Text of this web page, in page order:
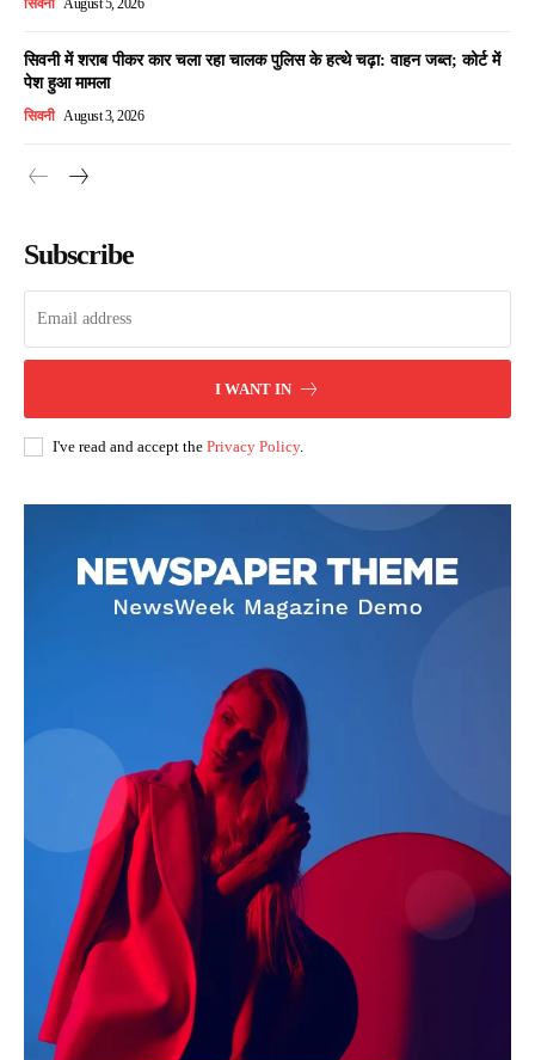
सिवनी August 5, 2026
सिवनी में शराब पीकर कार चला रहा चालक पुलिस के हत्थे चढ़ा: वाहन जब्त; कोर्ट में
पेश हुआ मामला
सिवनी August 3, 2026
Subscribe
I WANT IN
I've read and accept the Privacy Policy.